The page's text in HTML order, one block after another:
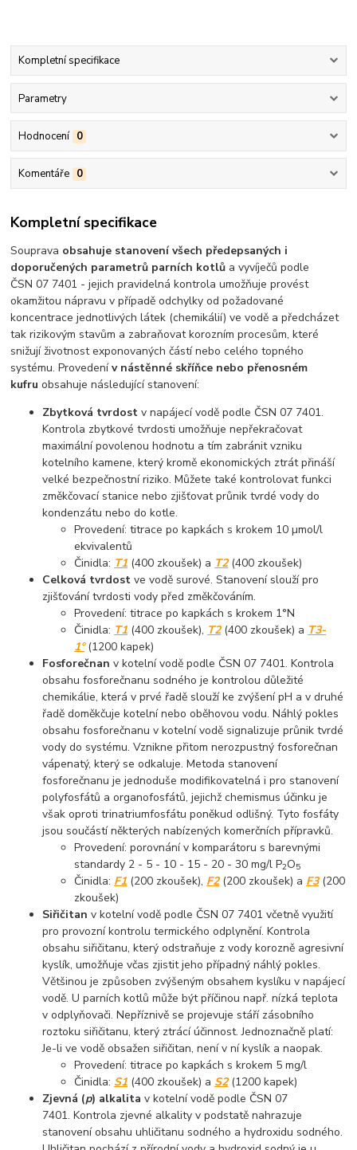
Kompletní specifikace
Parametry
Hodnocení 0
Komentáře 0
Kompletní specifikace
Souprava obsahuje stanovení všech předepsaných i
doporučených parametrů parních kotlů a vyvíječů podle
ČSN 07 7401 - jejich pravidelná kontrola umožňuje provést
okamžitou nápravu v případě odchylky od požadované
koncentrace jednotlivých látek (chemikálií) ve vodě a předcházet
tak rizikovým stavům a zabraňovat korozním procesům, které
snižují životnost exponovaných částí nebo celého topného
systému. Provedenív nástěnné skříňce nebo přenosném
kufru obsahuje následující stanovení:
Zbytková tvrdost v napájecí vodě podle ČSN 07 7401.
Kontrola zbytkové tvrdosti umožňuje nepřekračovat
maximální povolenou hodnotu a tím zabránit vzniku
kotelního kamene, který kromě ekonomických ztrát přináší
velké bezpečnostní riziko. Můžete také kontrolovat funkci
změkčovací stanice nebo zjišťovat průnik tvrdé vody do
kondenzátu nebo do kotle.
Provedení: titrace po kapkách s krokem 10 µmol/l
ekvivalentů
Činidla: T1 (400 zkoušek) a T2(400 zkoušek)
Celková tvrdost ve vodě surové. Stanovení slouží pro
zjišťování tvrdosti vody před změkčováním.
Provedení: titrace po kapkách s krokem 1°N
Činidla: T1 (400 zkoušek), T2(400 zkoušek) a T3-
1°(1200 kapek)
Fosforečnan v kotelní vodě podle ČSN 07 7401. Kontrola
obsahu fosforečnanu sodného je kontrolou důležité
chemikálie, která v prvé řadě slouží ke zvýšení pH a v druhé
řadě doměkčuje kotelní nebo oběhovou vodu. Náhlý pokles
obsahu fosforečnanu v kotelní vodě signalizuje průnik tvrdé
vody do systému. Vznikne přitom nerozpustný fosforečnan
vápenatý, který se odkaluje. Metoda stanovení
fosforečnanu je jednoduše modifikovatelná i pro stanovení
polyfosfátů a organofosfátů, jejichž chemismus účinku je
však oproti trinatriumfosfátu poněkud odlišný. Tyto fosfáty
jsou součástí některých nabízených komerčních přípravků.
Provedení: porovnání v komparátoru s barevnými
standardy 2 - 5 - 10 - 15 - 20 - 30 mg/l P2O5
Činidla: F1 (200 zkoušek), F2(200 zkoušek) a F3(200
zkoušek)
Siřičitan v kotelní vodě podle ČSN 07 7401 včetně využití
pro provozní kontrolu termického odplynění. Kontrola
obsahu siřičitanu, který odstraňuje z vody korozně agresivní
kyslík, umožňuje včas zjistit jeho případný náhlý pokles.
Většinou je způsoben zvýšeným obsahem kyslíku v napájecí
vodě. U parních kotlů může být příčinou např. nízká teplota
v odplyňovači. Nepříznivě se projevuje stáří zásobního
roztoku siřičitanu, který ztrácí účinnost. Jednoznačně platí:
Je-li ve vodě obsažen siřičitan, není v ní kyslík a naopak.
Provedení: titrace po kapkách s krokem 5 mg/l
Činidla: S1 (400 zkoušek) a S2 (1200 kapek)
Zjevná (p) alkalita v kotelní vodě podle ČSN 07
7401. Kontrola zjevné alkality v podstatě nahrazuje
stanovení obsahu uhličitanu sodného a hydroxidu sodného.